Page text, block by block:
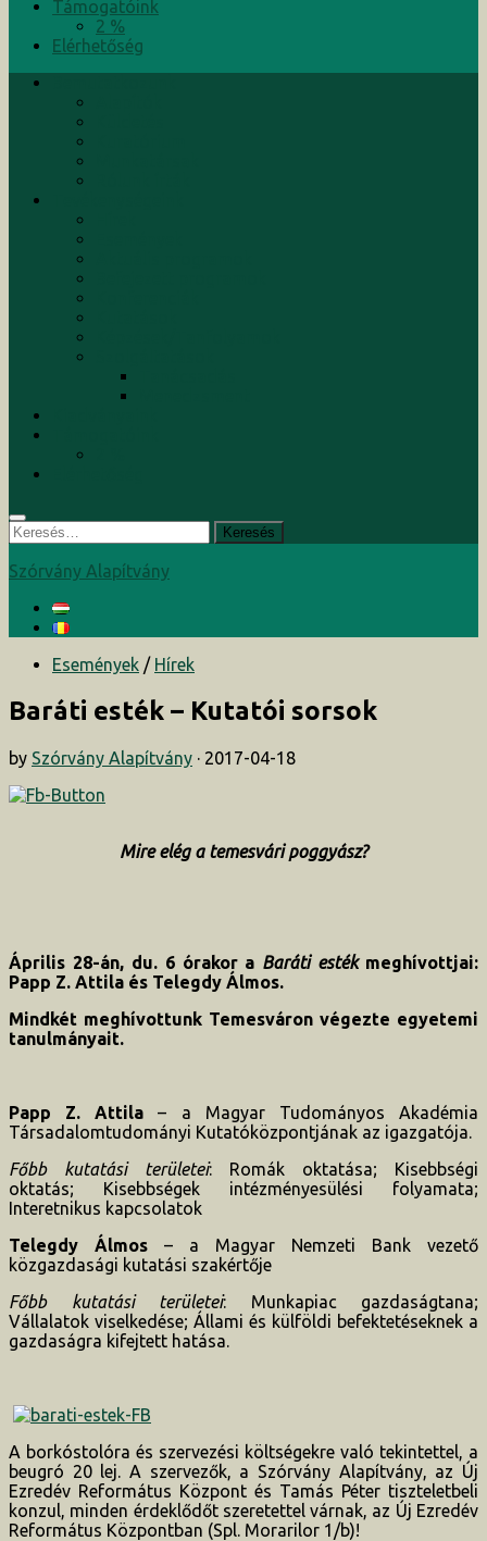
Támogatóink
2 %
Elérhetőség
Keresés:
Szórvány Alapítvány
Események / Hírek
Baráti esték – Kutatói sorsok
by Szórvány Alapítvány · 2017-04-18
Mire elég a temesvári poggyász?
Április 28-án, du. 6 órakor a Baráti esték meghívottjai:
Papp Z. Attila és Telegdy Álmos.
Mindkét meghívottunk Temesváron végezte egyetemi
tanulmányait.
Papp Z. Attila– a Magyar Tudományos Akadémia
Társadalomtudományi Kutatóközpontjának az igazgatója.
Főbb kutatási területei: Romák oktatása; Kisebbségi
oktatás; Kisebbségek intézményesülési folyamata;
Interetnikus kapcsolatok
Telegdy Álmos – a Magyar Nemzeti Bank vezető
közgazdasági kutatási szakértője
Főbb kutatási területei: Munkapiac gazdaságtana;
Vállalatok viselkedése; Állami és külföldi befektetéseknek a
gazdaságra kifejtett hatása.
A borkóstolóra és szervezési költségekre való tekintettel, a
beugró 20 lej. A szervezők, a Szórvány Alapítvány, az Új
Ezredév Református Központ és Tamás Péter tiszteletbeli
konzul, minden érdeklődőt szeretettel várnak, az Új Ezredév
Református Központban (Spl. Morarilor 1/b)!